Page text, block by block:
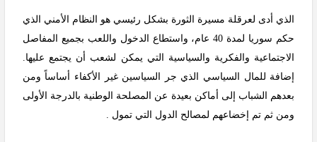
الذي أدى لعرقلة مسيرة الثورة بشكل رئيسي هو النظام الأمني الذي
حكم سوريا لمدة 40 عام، واستطاع الدخول واللعب بجميع المفاصل
الاجتماعية والفكرية والسياسية التي يمكن لشعب أن يجتمع عليها.
إضافة للمال السياسي الذي جر السياسين غير الأكفاء أساساً ومن
بعدهم الشباب إلى أماكن بعيدة عن المصلحة الوطنية بالدرجة الأولى
ومن ثم تم إخضاعهم لمصالح الدول التي تمول .